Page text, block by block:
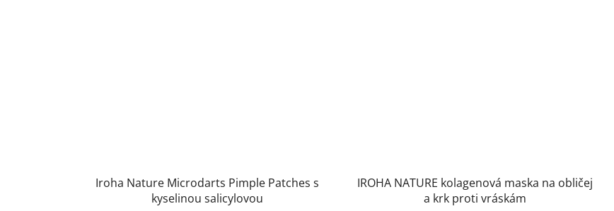
Iroha Nature Microdarts Pimple Patches s
kyselinou salicylovou
IROHA NATURE kolagenová maska na obličej
a krk proti vráskám